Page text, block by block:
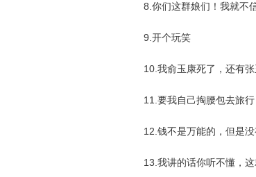
8.你们这群娘们！我就不
9.开个玩笑
10.我俞玉康死了，还有
11.要我自己掏腰包去旅
12.钱不是万能的，但是
13.我讲的话你听不懂，